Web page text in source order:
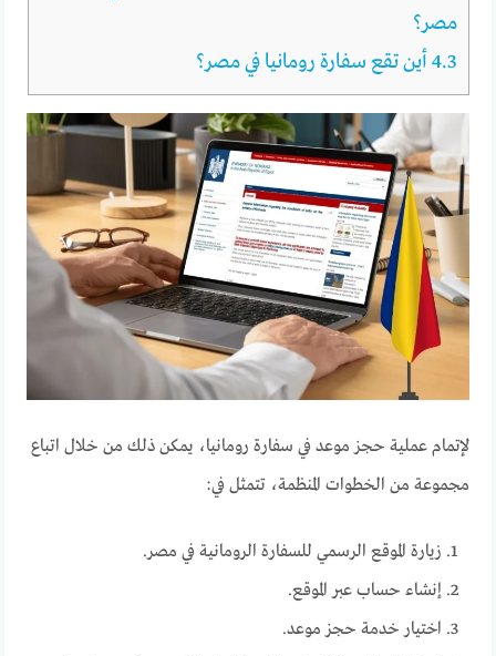
مصر؟
4.3 أين تقع سفارة رومانيا في مصر؟
لإتمام عملية حجز موعد في سفارة رومانيا، يمكن ذلك من خلال اتباع
مجموعة من الخطوات المنظمة، تتمثل في:
زيارة الموقع الرسمي للسفارة الرومانية في مصر.
إنشاء حساب عبر الموقع.
اختيار خدمة حجز موعد.